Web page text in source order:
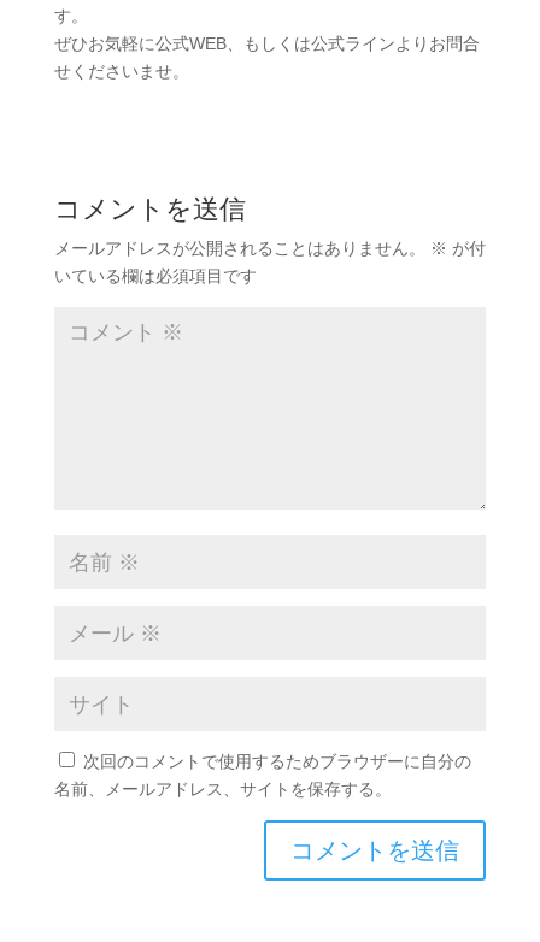
す。
ぜひお気軽に公式WEB、もしくは公式ラインよりお問合
せくださいませ。
コメントを送信
メールアドレスが公開されることはありません。 ※ が付
いている欄は必須項目です
次回のコメントで使用するためブラウザーに自分の
名前、メールアドレス、サイトを保存する。